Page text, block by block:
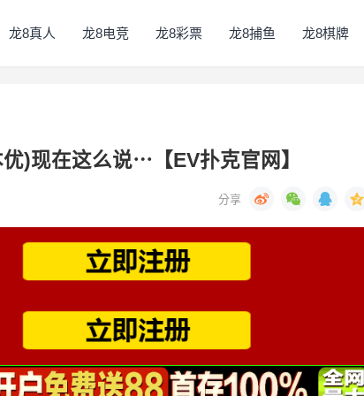
龙8真人 龙8电竞 龙8彩票 龙8捕鱼 龙8棋牌
)现在这么说⋯【EV扑克官网】